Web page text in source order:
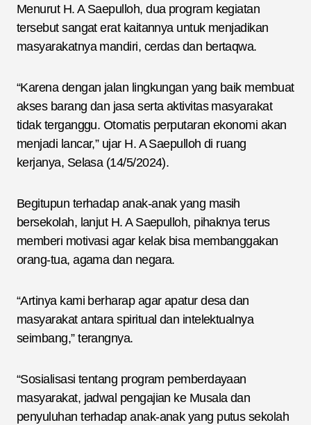
Menurut H. A Saepulloh, dua program kegiatan
tersebut sangat erat kaitannya untuk menjadikan
masyarakatnya mandiri, cerdas dan bertaqwa.
“Karena dengan jalan lingkungan yang baik membuat
akses barang dan jasa serta aktivitas masyarakat
tidak terganggu. Otomatis perputaran ekonomi akan
menjadi lancar,” ujar H. A Saepulloh di ruang
kerjanya, Selasa (14/5/2024).
Begitupun terhadap anak-anak yang masih
bersekolah, lanjut H. A Saepulloh, pihaknya terus
memberi motivasi agar kelak bisa membanggakan
orang-tua, agama dan negara.
“Artinya kami berharap agar apatur desa dan
masyarakat antara spiritual dan intelektualnya
seimbang,” terangnya.
“Sosialisasi tentang program pemberdayaan
masyarakat, jadwal pengajian ke Musala dan
penyuluhan terhadap anak-anak yang putus sekolah